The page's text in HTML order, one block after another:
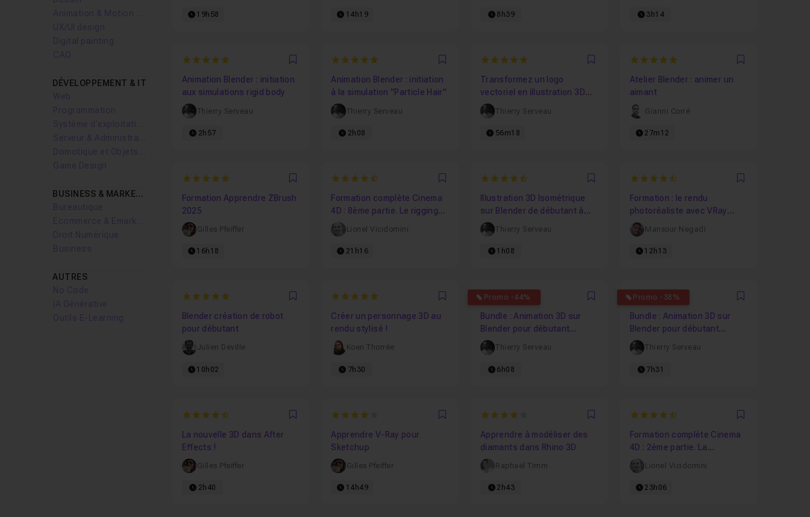
UX/UI design
Digital painting
CAO
DÉVELOPPEMENT & IT
Web
Programmation
Game Design
BUSINESS & MARKETING
Bureautique
Droit Numérique
Business
AUTRES
No Code
IA Générative
Outils E-Learning
19h58 14h19 8h39 3h14
5 Favori
Animation Blender : initiation
aux simulations rigid body
Thierry Serveau
2h57
5 Favori
Animation Blender : initiation
à la simulation "Particle Hair"
Thierry Serveau
2h08
5 Favori
Transformez un logo
vectoriel en illustration 3D
avec Blender et Photoshop
Thierry Serveau
56m18
5 Favori
Atelier Blender : animer un
aimant
Gianni Corré
27m12
5 Favori
Formation Apprendre ZBrush
2025
Gilles Pfeiffer
16h18
4.8333333333333 Favori
Formation complète Cinema
4D : 8ème partie. Le rigging
ou l'animation de
personnage
Lionel Vicidomini
21h16
4.9677419354839 Favori
Illustration 3D Isométrique
sur Blender de débutant à
avancé - Atelier 1
Thierry Serveau
1h08
4.6 Favori
Formation : le rendu
photoréaliste avec VRay
pour SketchUp
Mansour Negadi
12h13
5 Favori
Blender création de robot
pour débutant
Julien Deville
10h02
5 Favori
Créer un personnage 3D au
rendu stylisé !
Koen Thorrée
7h30
Promo -44%
4.8461538461538 Favori
Bundle : Animation 3D sur
Blender pour débutant
volume 1
Thierry Serveau
6h08
Promo -38%
5 Favori
Bundle : Animation 3D sur
Blender pour débutant
volume 3
Thierry Serveau
7h31
4.75 Favori
La nouvelle 3D dans After
Effects !
Gilles Pfeiffer
2h40
4 Favori
Apprendre V-Ray pour
Sketchup
Gilles Pfeiffer
14h49
4 Favori
Apprendre à modéliser des
diamants dans Rhino 3D
Raphaël Timm
2h43
4.8787878787879 Favori
Formation complète Cinema
4D : 2ème partie. La
Modélisation
Lionel Vicidomini
23h06